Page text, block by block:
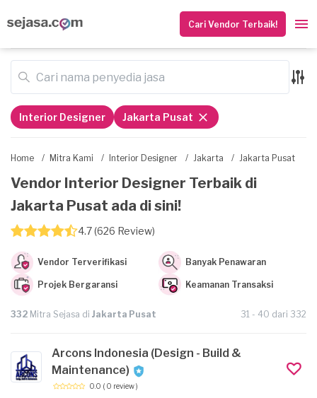
Cari Vendor Terbaik!
Home / Mitra Kami / Interior Designer / Jakarta / Jakarta Pusat
Vendor Interior Designer Terbaik di
Jakarta Pusat ada di sini!
4.7 (626 Review)
Vendor Terverifikasi Banyak Penawaran
Projek Bergaransi Keamanan Transaksi
332 Mitra Sejasa di Jakarta Pusat 31 - 40 dari 332
Interior Designer Jakarta Pusat
Arcons Indonesia (Design - Build &
Maintenance)
0.0 ( 0 review )